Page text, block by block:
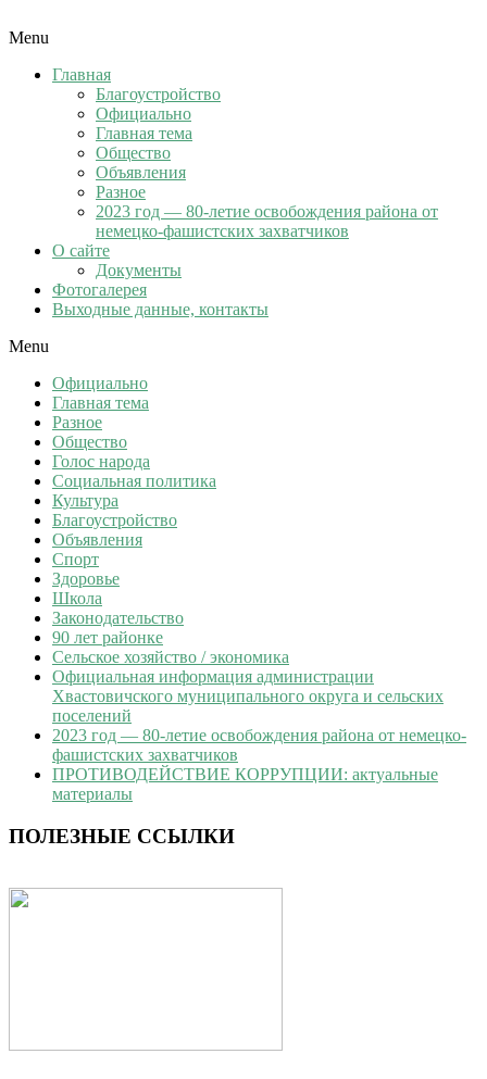
Menu
Главная
Благоустройство
Официально
Главная тема
Общество
Объявления
Разное
2023 год — 80-летие освобождения района от
немецко-фашистских захватчиков
О сайте
Документы
Фотогалерея
Выходные данные, контакты
Menu
Официально
Главная тема
Разное
Общество
Голос народа
Социальная политика
Культура
Благоустройство
Объявления
Спорт
Здоровье
Школа
Законодательство
90 лет районке
Сельское хозяйство / экономика
Официальная информация администрации
Хвастовичского муниципального округа и сельских
поселений
2023 год — 80-летие освобождения района от немецко-
фашистских захватчиков
ПРОТИВОДЕЙСТВИЕ КОРРУПЦИИ: актуальные
материалы
ПОЛЕЗНЫЕ ССЫЛКИ